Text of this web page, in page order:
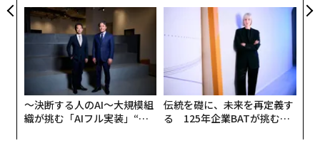
ら寿司の経営哲学
PAN 特別座談会
〜決断する人のAI〜大規模組
織が挑む「AIフル実装」“使
伝統を礎に、未来を再定義す
る 125年企業BATが挑むス